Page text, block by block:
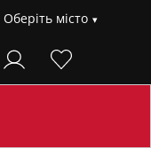
Оберіть місто